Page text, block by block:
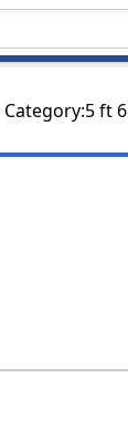
Category:5 ft